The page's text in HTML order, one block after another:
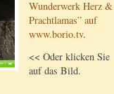
Wunderwerk Herz &
Prachtlamas” auf
www.borio.tv.
<< Oder klicken Sie
auf das Bild.